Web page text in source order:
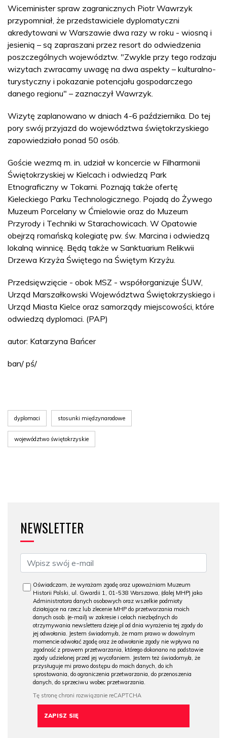
Wiceminister spraw zagranicznych Piotr Wawrzyk
przypomniał, że przedstawiciele dyplomatyczni
akredytowani w Warszawie dwa razy w roku - wiosną i
jesienią – są zapraszani przez resort do odwiedzenia
poszczególnych województw. "Zwykle przy tego rodzaju
wizytach zwracamy uwagę na dwa aspekty – kulturalno-
turystyczny i pokazanie potencjału gospodarczego
danego regionu" – zaznaczył Wawrzyk.
Wizytę zaplanowano w dniach 4-6 października. Do tej
pory swój przyjazd do województwa świętokrzyskiego
zapowiedziało ponad 50 osób.
Goście wezmą m. in. udział w koncercie w Filharmonii
Świętokrzyskiej w Kielcach i odwiedzą Park
Etnograficzny w Tokarni. Poznają także ofertę
Kieleckiego Parku Technologicznego. Pojadą do Żywego
Muzeum Porcelany w Ćmielowie oraz do Muzeum
Przyrody i Techniki w Starachowicach. W Opatowie
obejrzą romańską kolegiatę pw. św. Marcina i odwiedzą
lokalną winnicę. Będą także w Sanktuarium Relikwii
Drzewa Krzyża Świętego na Świętym Krzyżu.
Przedsięwzięcie - obok MSZ - współorganizuje ŚUW,
Urząd Marszałkowski Województwa Świętokrzyskiego i
Urząd Miasta Kielce oraz samorządy miejscowości, które
odwiedzą dyplomaci. (PAP)
autor: Katarzyna Bańcer
ban/ pś/
dyplomaci stosunki międzynarodowe
województwo świętokrzyskie
NEWSLETTER
Oświadczam, że wyrażam zgodę oraz upoważniam Muzeum
Historii Polski, ul. Gwardii 1, 01-538 Warszawa, (dalej MHP) jako
Administratora danych osobowych oraz wszelkie podmioty
działające na rzecz lub zlecenie MHP do przetwarzania moich
danych osob. (e-mail) w zakresie i celach niezbędnych do
otrzymywania newslettera dzieje.pl od dnia wyrażenia tej zgody do
jej odwołania. Jestem świadomy/a, że mam prawo w dowolnym
momencie odwołać zgodę oraz że odwołanie zgody nie wpływa na
zgodność z prawem przetwarzania, którego dokonano na podstawie
zgody udzielonej przed jej wycofaniem. Jestem też świadomy/a, że
przysługuje mi prawo dostępu do moich danych, do ich
sprostowania, do ograniczenia przetwarzania, do przenoszenia
danych, do sprzeciwu wobec przetwarzania.